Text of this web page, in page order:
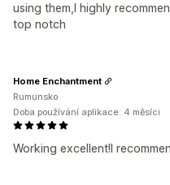
using them,I highly
top notch
Working excellent!I
Home Enchantment
Rumunsko
Doba používání aplikace: 4 měsíci